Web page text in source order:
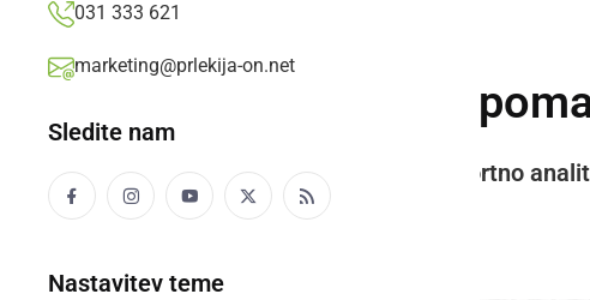
031 333 621
marketing@prlekija-on.net
Sledite nam
Nastavitev teme
Ali vam lahko AI
Vpliv umetne inteligence na športno
prihodnjih dogodkov.